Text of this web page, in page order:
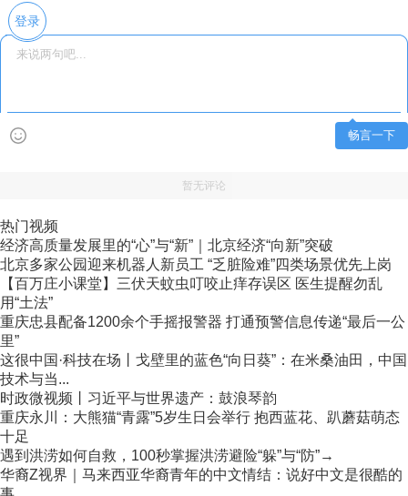
登录
畅言一下
暂无评论
热门视频
经济高质量发展里的“心”与“新”｜北京经济“向新”突破
北京多家公园迎来机器人新员工 “乏脏险难”四类场景优先上岗
【百万庄小课堂】三伏天蚊虫叮咬止痒存误区 医生提醒勿乱
用“土法”
重庆忠县配备1200余个手摇报警器 打通预警信息传递“最后一公
里”
这很中国·科技在场丨戈壁里的蓝色“向日葵”：在米桑油田，中国
技术与当...
时政微视频丨习近平与世界遗产：鼓浪琴韵
重庆永川：大熊猫“青露”5岁生日会举行 抱西蓝花、趴蘑菇萌态
十足
遇到洪涝如何自救，100秒掌握洪涝避险“躲”与“防”→
华裔Z视界｜马来西亚华裔青年的中文情结：说好中文是很酷的